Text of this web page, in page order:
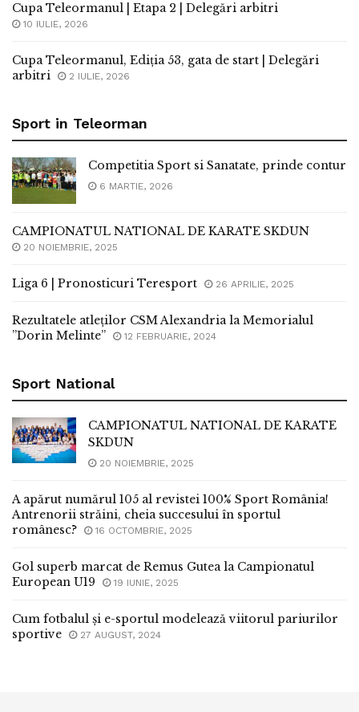
Cupa Teleormanul | Etapa 2 | Delegări arbitri
10 IULIE, 2026
Cupa Teleormanul, Ediția 53, gata de start | Delegări
arbitri
2 IULIE, 2026
Sport in Teleorman
Competitia Sport si Sanatate, prinde contur
6 MARTIE, 2026
CAMPIONATUL NATIONAL DE KARATE SKDUN
20 NOIEMBRIE, 2025
Liga 6 | Pronosticuri Teresport 26 APRILIE, 2025
Rezultatele atleților CSM Alexandria la Memorialul
”Dorin Melinte”
12 FEBRUARIE, 2024
Sport National
CAMPIONATUL NATIONAL DE KARATE
SKDUN
20 NOIEMBRIE, 2025
A apărut numărul 105 al revistei 100% Sport România!
Antrenorii străini, cheia succesului în sportul
românesc?
16 OCTOMBRIE, 2025
Gol superb marcat de Remus Gutea la Campionatul
European U19
19 IUNIE, 2025
Cum fotbalul și e-sportul modelează viitorul pariurilor
sportive
27 AUGUST, 2024